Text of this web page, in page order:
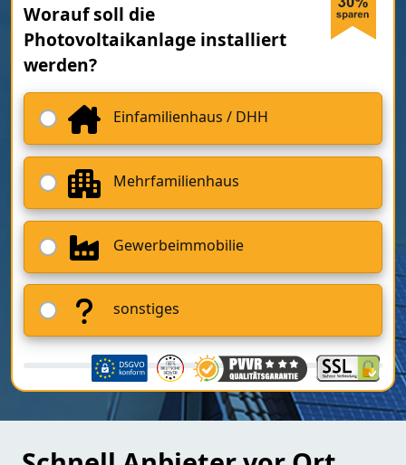
Worauf soll die
Photovoltaikanlage installiert
werden?
Einfamilienhaus / DHH
Mehrfamilienhaus
Gewerbeimmobilie
sonstiges